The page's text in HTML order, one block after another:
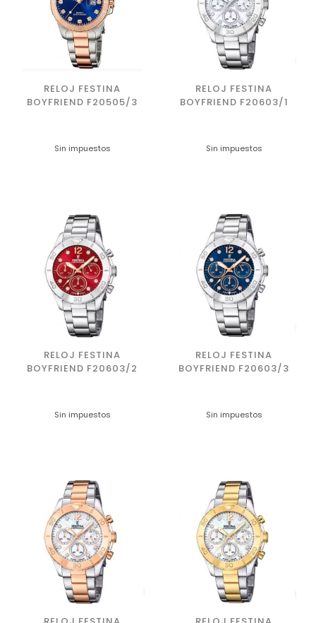
RELOJ FESTINA
BOYFRIEND F20505/3
Sin impuestos
RELOJ FESTINA
BOYFRIEND F20603/1
Sin impuestos
RELOJ FESTINA
BOYFRIEND F20603/2
Sin impuestos
RELOJ FESTINA
BOYFRIEND F20603/3
Sin impuestos